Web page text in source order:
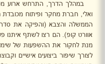
ואלי, חברת מחקר ופיתוח
הממשלה והצבא (והפיקה את
אוורט קופ). הם רצו לשתף איתנו
מנת לחקור את ההשפעות של
לצורך שיפור ביצועים אישיים